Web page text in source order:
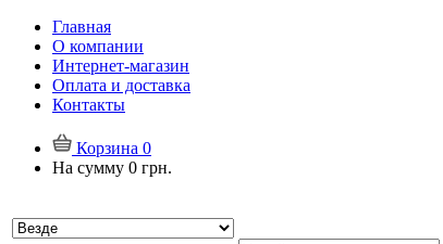
Главная
О компании
Интернет-магазин
Оплата и доставка
Контакты
Корзина 0
На сумму 0 грн.